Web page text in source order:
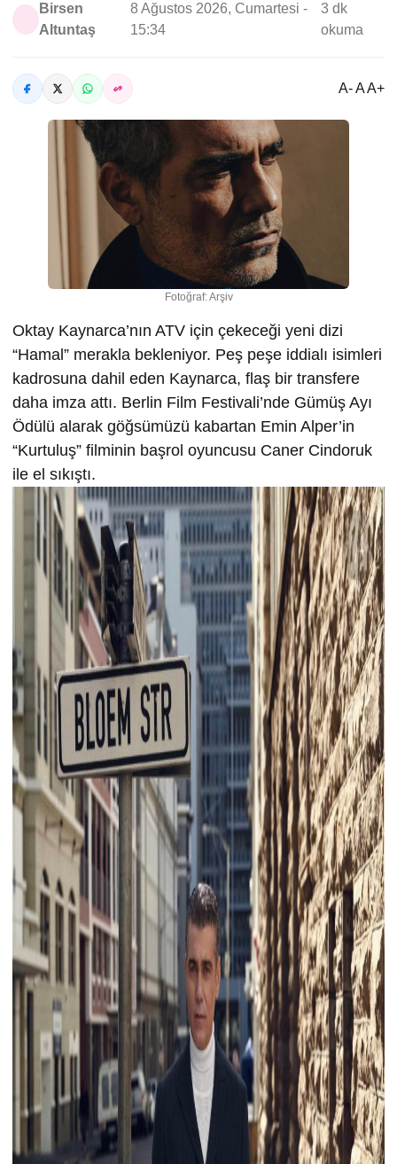
Birsen
Altuntaş
8 Ağustos 2026, Cumartesi -
15:34
3 dk
okuma
A- A A+
Fotoğraf: Arşiv
Oktay Kaynarca’nın ATV için çekeceği yeni dizi
“Hamal” merakla bekleniyor. Peş peşe iddialı isimleri
kadrosuna dahil eden Kaynarca, flaş bir transfere
daha imza attı. Berlin Film Festivali’nde Gümüş Ayı
Ödülü alarak göğsümüzü kabartan Emin Alper’in
“Kurtuluş” filminin başrol oyuncusu Caner Cindoruk
ile el sıkıştı.